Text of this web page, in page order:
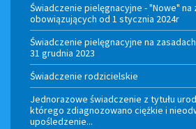
Świadczenie pielęgnacyjne - "Nowe" na
obowiązujących od 1 stycznia 2024r
Świadczenie pielęgnacyjne na
31 grudnia 2023
Świadczenie rodzicielskie
Jednorazowe świadczenie z tytułu
którego zdiagnozowano ciężkie i
upośledzenie...